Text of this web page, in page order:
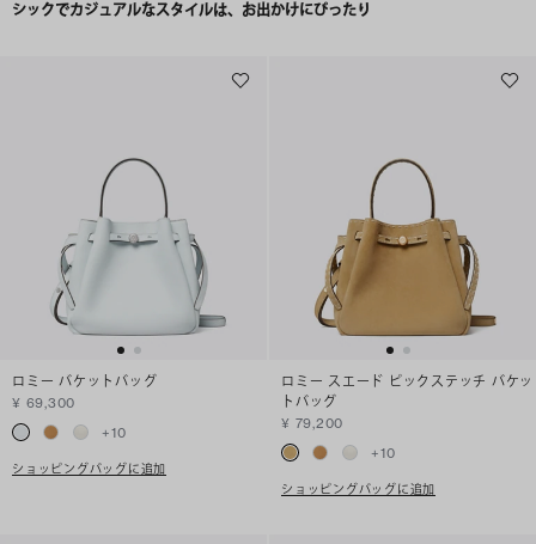
シックでカジュアルなスタイルは、お出かけにぴったり
ロミー バケットバッグ
¥ 69,300
+10
ショッピングバッグに追加
ロミー スエード ピックステッチ バケッ
トバッグ
¥ 79,200
+10
ショッピングバッグに追加